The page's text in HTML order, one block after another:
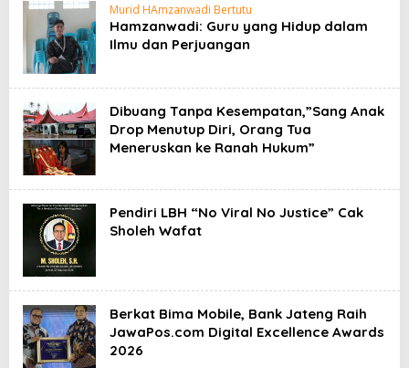
Murid HAmzanwadi Bertutu
Hamzanwadi: Guru yang Hidup dalam
Ilmu dan Perjuangan
Dibuang Tanpa Kesempatan,”Sang Anak
Drop Menutup Diri, Orang Tua
Meneruskan ke Ranah Hukum”
Pendiri LBH “No Viral No Justice” Cak
Sholeh Wafat
Berkat Bima Mobile, Bank Jateng Raih
JawaPos.com Digital Excellence Awards
2026